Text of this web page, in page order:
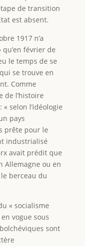
de transition
est absent.
1917 n’a
février de
le temps de se
se trouve en
Comme
de l’histoire
selon l’idéologie
pays
prête pour le
industrialisé
avait prédit que
Allemagne ou en
berceau du
« socialisme
vogue sous
sont